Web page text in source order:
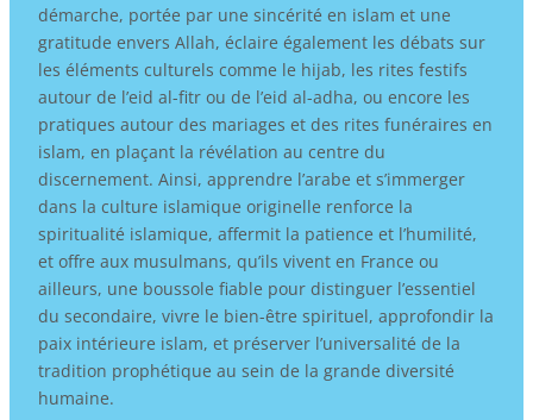
démarche, portée par une sincérité en islam et une
gratitude envers Allah, éclaire également les débats sur
les éléments culturels comme le hijab, les rites festifs
autour de l’eid al-fitr ou de l’eid al-adha, ou encore les
pratiques autour des mariages et des rites funéraires en
islam, en plaçant la révélation au centre du
discernement. Ainsi, apprendre l’arabe et s’immerger
dans la culture islamique originelle renforce la
spiritualité islamique, affermit la patience et l’humilité,
et offre aux musulmans, qu’ils vivent en France ou
ailleurs, une boussole fiable pour distinguer l’essentiel
du secondaire, vivre le bien-être spirituel, approfondir la
paix intérieure islam, et préserver l’universalité de la
tradition prophétique au sein de la grande diversité
humaine.